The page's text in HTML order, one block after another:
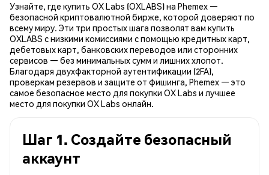
Узнайте, где купить OX Labs (OXLABS) на Phemex —
безопасной криптовалютной бирже, которой доверяют по
всему миру. Эти три простых шага позволят вам купить
OXLABS с низкими комиссиями с помощью кредитных карт,
дебетовых карт, банковских переводов или сторонних
сервисов — без минимальных сумм и лишних хлопот.
Благодаря двухфакторной аутентификации (2FA),
проверкам резервов и защите от фишинга, Phemex — это
самое безопасное место для покупки OX Labs и лучшее
место для покупки OX Labs онлайн.
Шаг 1. Создайте безопасный
аккаунт